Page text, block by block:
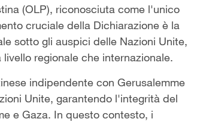
(OLP), riconosciuta come l'unico
cruciale della Dichiarazione è la
sotto gli auspici delle Nazioni Unite,
regionale che internazionale.
indipendente con Gerusalemme
Unite, garantendo l'integrità del
e Gaza. In questo contesto, i